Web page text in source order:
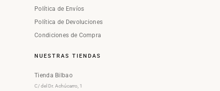
Política de Envíos
Política de Devoluciones
Condiciones de Compra
NUESTRAS TIENDAS
Tienda Bilbao
C/ del Dr. Achúcarro, 1